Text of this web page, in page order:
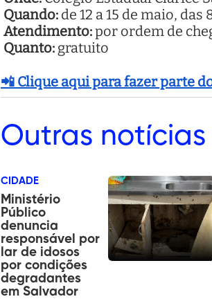
Quando: de 12 a 15 de maio, das
Atendimento:por ordem de
Quanto: gratuito
📲 Clique aqui para fazer parte
Outras notícias
CIDADE
Ministério
Público
denuncia
responsável por
lar de idosos
por condições
degradantes
em Salvador